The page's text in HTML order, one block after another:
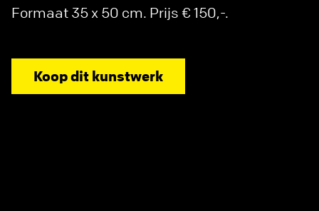
Formaat 35 x 50 cm. Prijs € 150,-.
Koop dit kunstwerk